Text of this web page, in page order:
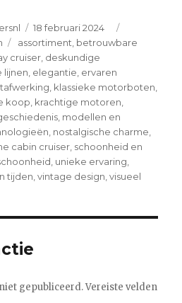
Posted
on
18 februari 2024
Tags
assortiment betrouwbare
cruiser deskundige
lijnen elegantie ervaren
klassieke motorboten
koop krachtige motoren
modellen en
nostalgische charme
cabin cruiser schoonheid en
unieke ervaring
tijden ,vintage design ,visueel
gepubliceerd. Vereiste velden